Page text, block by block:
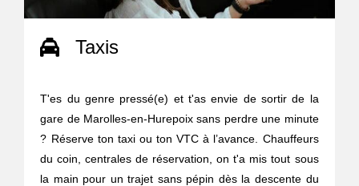
Taxis
T'es du genre pressé(e) et t'as envie de sortir de la
gare de Marolles-en-Hurepoix sans perdre une minute
? Réserve ton taxi ou ton VTC à l’avance. Chauffeurs
du coin, centrales de réservation, on t'a mis tout sous
la main pour un trajet sans pépin dès la descente du